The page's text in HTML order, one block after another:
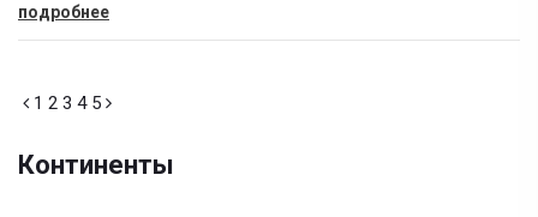
подробнее
1 2 3 4 5
Континенты